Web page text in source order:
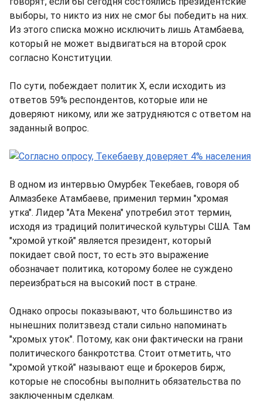
выборы, то никто из них не смог бы победить на них.
Из этого списка можно исключить лишь Атамбаева,
который не может выдвигаться на второй срок
согласно Конституции.
По сути, побеждает политик Х, если исходить из
ответов 59% респондентов, которые или не
доверяют никому, или же затрудняются с ответом на
заданный вопрос.
В одном из интервью Омурбек Текебаев, говоря об
Алмазбеке Атамбаеве, применил термин "хромая
утка". Лидер "Ата Мекена" употребил этот термин,
исходя из традиций политической культуры США. Там
"хромой уткой" является президент, который
покидает свой пост, то есть это выражение
обозначает политика, которому более не суждено
переизбраться на высокий пост в стране.
Однако опросы показывают, что большинство из
нынешних политзвезд стали сильно напоминать
"хромых уток". Потому, как они фактически на грани
политического банкротства. Стоит отметить, что
"хромой уткой" называют еще и брокеров бирж,
которые не способны выполнить обязательства по
заключенным сделкам.